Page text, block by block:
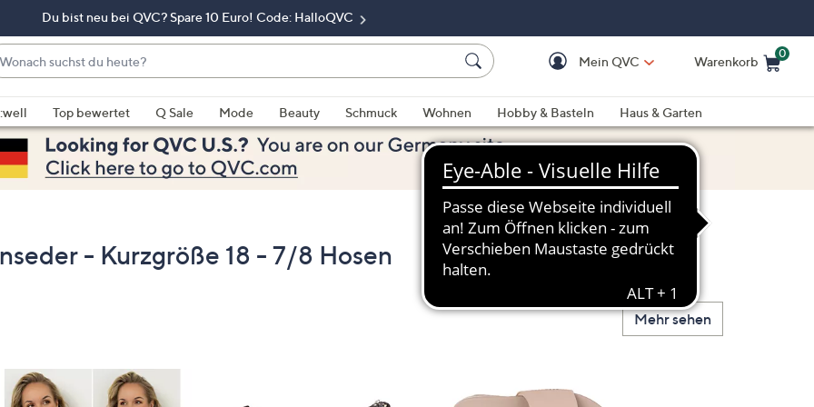
Du bist neu bei QVC? Spare 10 Euro! Code: HalloQVC
Mein QVC Warenkorb
0
Top bewertet Q Sale Mode Beauty Schmuck Wohnen Hobby & Basteln
Haus & Garten
- Kurzgröße 18 - 7/8 Hosen
Mehr sehen